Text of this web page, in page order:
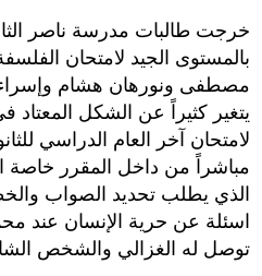
خرجت طالبات مدرسة ناصر
بالمستوى الجيد لامتحان
مصطفى ونورهان هشام وإسراء
يتغير كثيراً عن الشكل المعتاد
لامتحان آخر العام الدراسي
مباشراً من داخل المقرر خاصة
الذي يطلب تحديد الصواب
اسئلة عن حرية الإنسان عند
توصل له الغزالي والشخص